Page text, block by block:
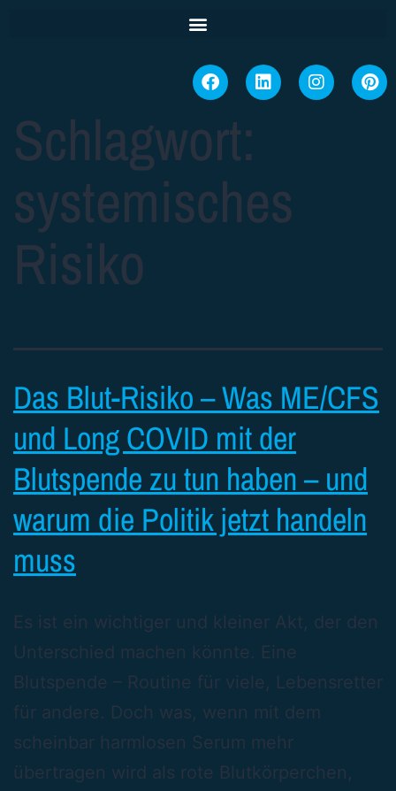
Schlagwort:
systemisches
Risiko
Das Blut-Risiko – Was ME/CFS
und Long COVID mit der
Blutspende zu tun haben – und
warum die Politik jetzt handeln
muss
Es ist ein wichtiger und kleiner Akt, der den
Unterschied machen könnte. Eine
Blutspende – Routine für viele, Lebensretter
für andere. Doch was, wenn mit dem
scheinbar harmlosen Serum mehr
übertragen wird als rote Blutkörperchen,